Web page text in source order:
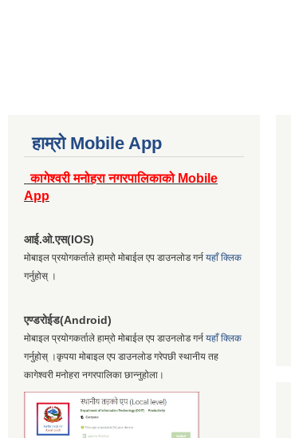
हाम्रो Mobile App
कागेश्वरी मनोहरा नगरपालिकाको Mobile
App
आई.ओ.एस(IOS)
मोबाइल प्रयोगकर्ताले हाम्रो मोबाईल एप डाउनलोड गर्न यहाँ क्लिक
गर्नुहोस् ।
एण्डरोईड(Android)
मोबाइल प्रयोगकर्ताले हाम्रो मोबाईल एप डाउनलोड गर्न यहाँ क्लिक
गर्नुहोस् ।कृपया मोबाइल एप डाउनलोड गरेपछी स्थानीय तह
कागेश्वरी मनोहरा नगरपालिका छान्नुहोला।